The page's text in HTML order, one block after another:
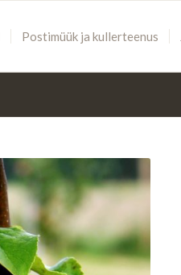
Postimüük ja kullerteenus